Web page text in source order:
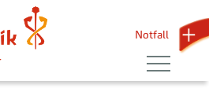
Notfall